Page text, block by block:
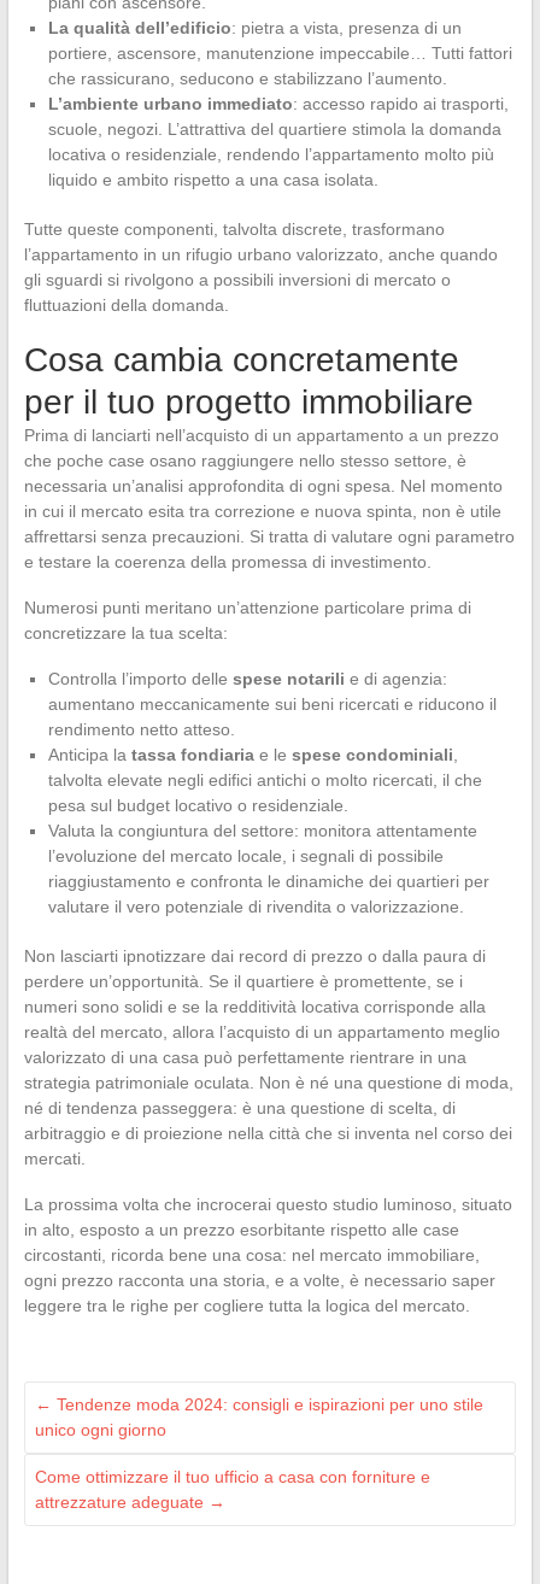
La qualità dell’edificio: pietra a vista, presenza di un
portiere, ascensore, manutenzione impeccabile… Tutti fattori
che rassicurano, seducono e stabilizzano l’aumento.
L’ambiente urbano immediato: accesso rapido ai trasporti,
scuole, negozi. L’attrattiva del quartiere stimola la domanda
locativa o residenziale, rendendo l’appartamento molto più
liquido e ambito rispetto a una casa isolata.
Tutte queste componenti, talvolta discrete, trasformano
l’appartamento in un rifugio urbano valorizzato, anche quando
gli sguardi si rivolgono a possibili inversioni di mercato o
fluttuazioni della domanda.
Cosa cambia concretamente
per il tuo progetto immobiliare
Prima di lanciarti nell’acquisto di un appartamento a un prezzo
che poche case osano raggiungere nello stesso settore, è
necessaria un’analisi approfondita di ogni spesa. Nel momento
in cui il mercato esita tra correzione e nuova spinta, non è utile
affrettarsi senza precauzioni. Si tratta di valutare ogni parametro
e testare la coerenza della promessa di investimento.
Numerosi punti meritano un’attenzione particolare prima di
concretizzare la tua scelta:
Controlla l’importo delle spese notarili e di agenzia:
aumentano meccanicamente sui beni ricercati e riducono il
rendimento netto atteso.
Anticipa la tassa fondiariae le spese condominiali
talvolta elevate negli edifici antichi o molto ricercati, il che
pesa sul budget locativo o residenziale.
Valuta la congiuntura del settore: monitora attentamente
l’evoluzione del mercato locale, i segnali di possibile
riaggiustamento e confronta le dinamiche dei quartieri per
valutare il vero potenziale di rivendita o valorizzazione.
Non lasciarti ipnotizzare dai record di prezzo o dalla paura di
perdere un’opportunità. Se il quartiere è promettente, se i
numeri sono solidi e se la redditività locativa corrisponde alla
realtà del mercato, allora l’acquisto di un appartamento meglio
valorizzato di una casa può perfettamente rientrare in una
strategia patrimoniale oculata. Non è né una questione di moda,
né di tendenza passeggera: è una questione di scelta, di
arbitraggio e di proiezione nella città che si inventa nel corso dei
mercati.
La prossima volta che incrocerai questo studio luminoso, situato
in alto, esposto a un prezzo esorbitante rispetto alle case
circostanti, ricorda bene una cosa: nel mercato immobiliare,
ogni prezzo racconta una storia, e a volte, è necessario saper
leggere tra le righe per cogliere tutta la logica del mercato.
← Tendenze moda 2024: consigli e ispirazioni per uno stile
unico ogni giorno
Come ottimizzare il tuo ufficio a casa con forniture e
attrezzature adeguate →